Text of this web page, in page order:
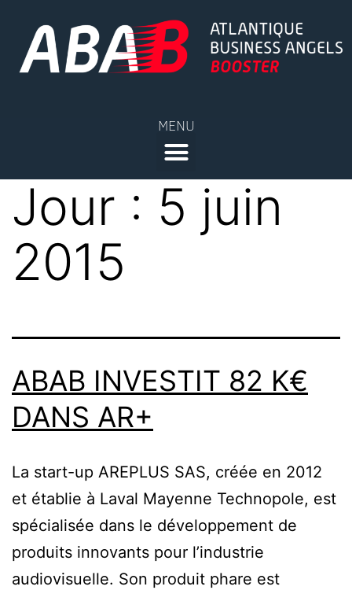
MENU
Jour : 5 juin
2015
ABAB INVESTIT 82 K€
DANS AR+
La start-up AREPLUS SAS, créée en 2012
et établie à Laval Mayenne Technopole, est
spécialisée dans le développement de
produits innovants pour l’industrie
audiovisuelle. Son produit phare est